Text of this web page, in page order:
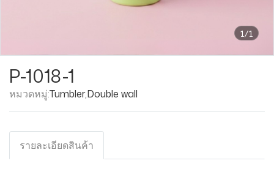
1/1
P-1018-1
หมวดหมู่:Tumbler,Double wall
รายละเอียดสินค้า